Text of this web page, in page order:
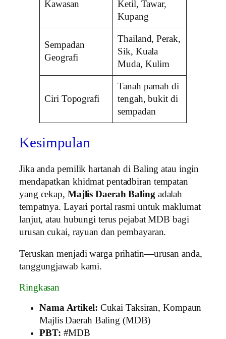
Kawasan
Ketil, Tawar,
Kupang
Sempadan
Geografi
Thailand, Perak,
Sik, Kuala
Muda, Kulim
Ciri Topografi
Tanah pamah di
tengah, bukit di
sempadan
Kesimpulan
Jika anda pemilik hartanah di Baling atau ingin
mendapatkan khidmat pentadbiran tempatan
yang cekap, Majlis Daerah Baling adalah
tempatnya. Layari portal rasmi untuk maklumat
lanjut, atau hubungi terus pejabat MDB bagi
urusan cukai, rayuan dan pembayaran.
Teruskan menjadi warga prihatin—urusan anda,
tanggungjawab kami.
Ringkasan
Nama Artikel: Cukai Taksiran, Kompaun
Majlis Daerah Baling (MDB)
PBT: #MDB